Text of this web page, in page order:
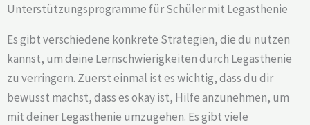
Unterstützungsprogramme für Schüler mit Legasthenie
Es gibt verschiedene konkrete Strategien, die du nutzen
kannst, um deine Lernschwierigkeiten durch Legasthenie
zu verringern. Zuerst einmal ist es wichtig, dass du dir
bewusst machst, dass es okay ist, Hilfe anzunehmen, um
mit deiner Legasthenie umzugehen. Es gibt viele